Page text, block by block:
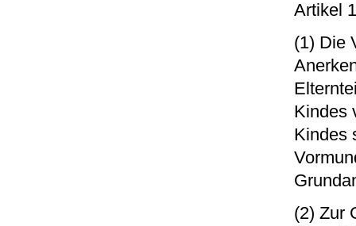
Artikel
(1) Die
Kindes
Kindes
(2) Zur